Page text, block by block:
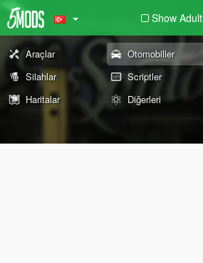
Show Adult
Araçlar Otomobiller
Silahlar
Scriptler
Haritalar
Diğerleri